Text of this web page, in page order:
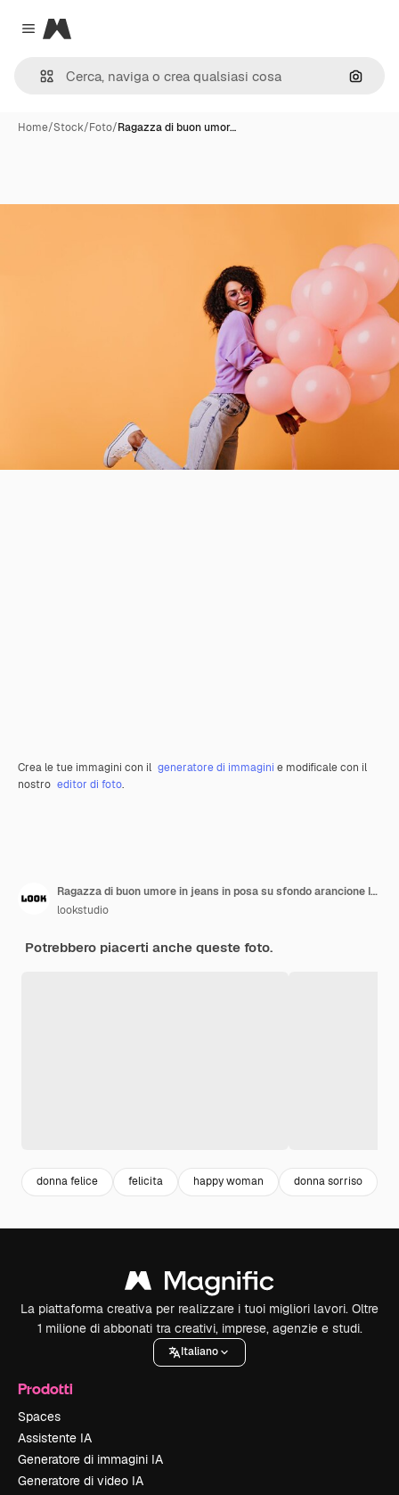
Close menu
Magnific
Cerca
Home/Stock/Foto/Ragazza di buon umor…
Crea le tue immagini con il generatore di immagini e modificale con il
nostro editor di foto.
Ragazza di buon umore in jeans in posa su sfondo arancione Incantevole signora nera che balla con palloncini da festa
lookstudio
Potrebbero piacerti anche queste foto.
donna felice felicita happy woman donna sorriso
La piattaforma creativa per realizzare i tuoi migliori lavori. Oltre
1 milione di abbonati tra creativi, imprese, agenzie e studi.
Italiano
Prodotti
Spaces
Assistente IA
Generatore di immagini IA
Generatore di video IA